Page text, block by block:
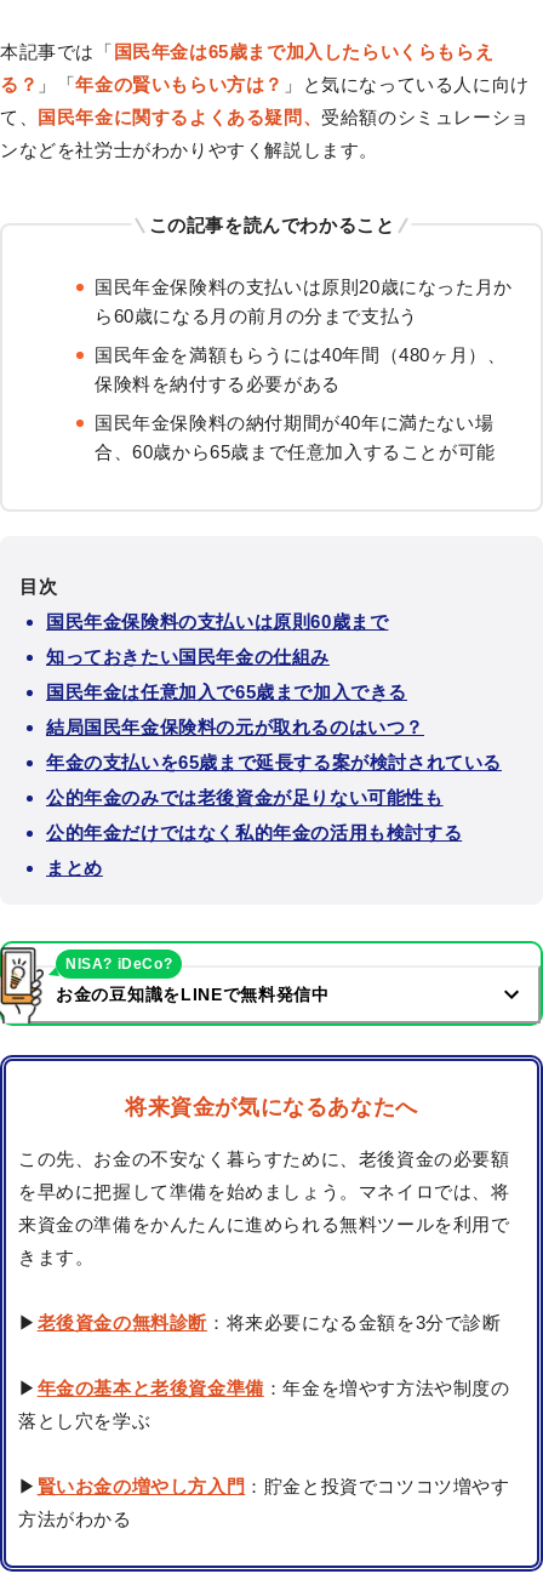
本記事では「 国民年金は65歳まで加入したらいくらもらえ
る？ 」「年金の賢いもらい方は？ 」と気になっている人に向け
て、
国民年金に関するよくある疑問、 受給額のシミュレーショ
ンなどを社労士がわかりやすく解説します。
この記事を読んでわかること
国民年金保険料の支払いは原則20歳になった月か
ら60歳になる月の前月の分まで支払う
国民年金を満額もらうには40年間（480ヶ月）、
保険料を納付する必要がある
国民年金保険料の納付期間が40年に満たない場
合、60歳から65歳まで任意加入することが可能
目次
国民年金保険料の支払いは原則60歳まで
知っておきたい国民年金の仕組み
国民年金は任意加入で65歳まで加入できる
結局国民年金保険料の元が取れるのはいつ？
年金の支払いを65歳まで延長する案が検討されている
公的年金のみでは老後資金が足りない可能性も
公的年金だけではなく私的年金の活用も検討する
まとめ
お金の豆知識をLINEで無料発信中
NISA? iDeCo?
将来資金が気になるあなたへ
この先、お金の不安なく暮らすために、老後資金の必要額
を早めに把握して準備を始めましょう。マネイロでは、将
来資金の準備をかんたんに進められる無料ツールを利用で
きます。
▶ 老後資金の無料診断 ：将来必要になる金額を3分で診断
▶ 年金の基本と老後資金準備 ：年金を増やす方法や制度の
落とし穴を学ぶ
▶ 賢いお金の増やし方入門 ：貯金と投資でコツコツ増やす
方法がわかる